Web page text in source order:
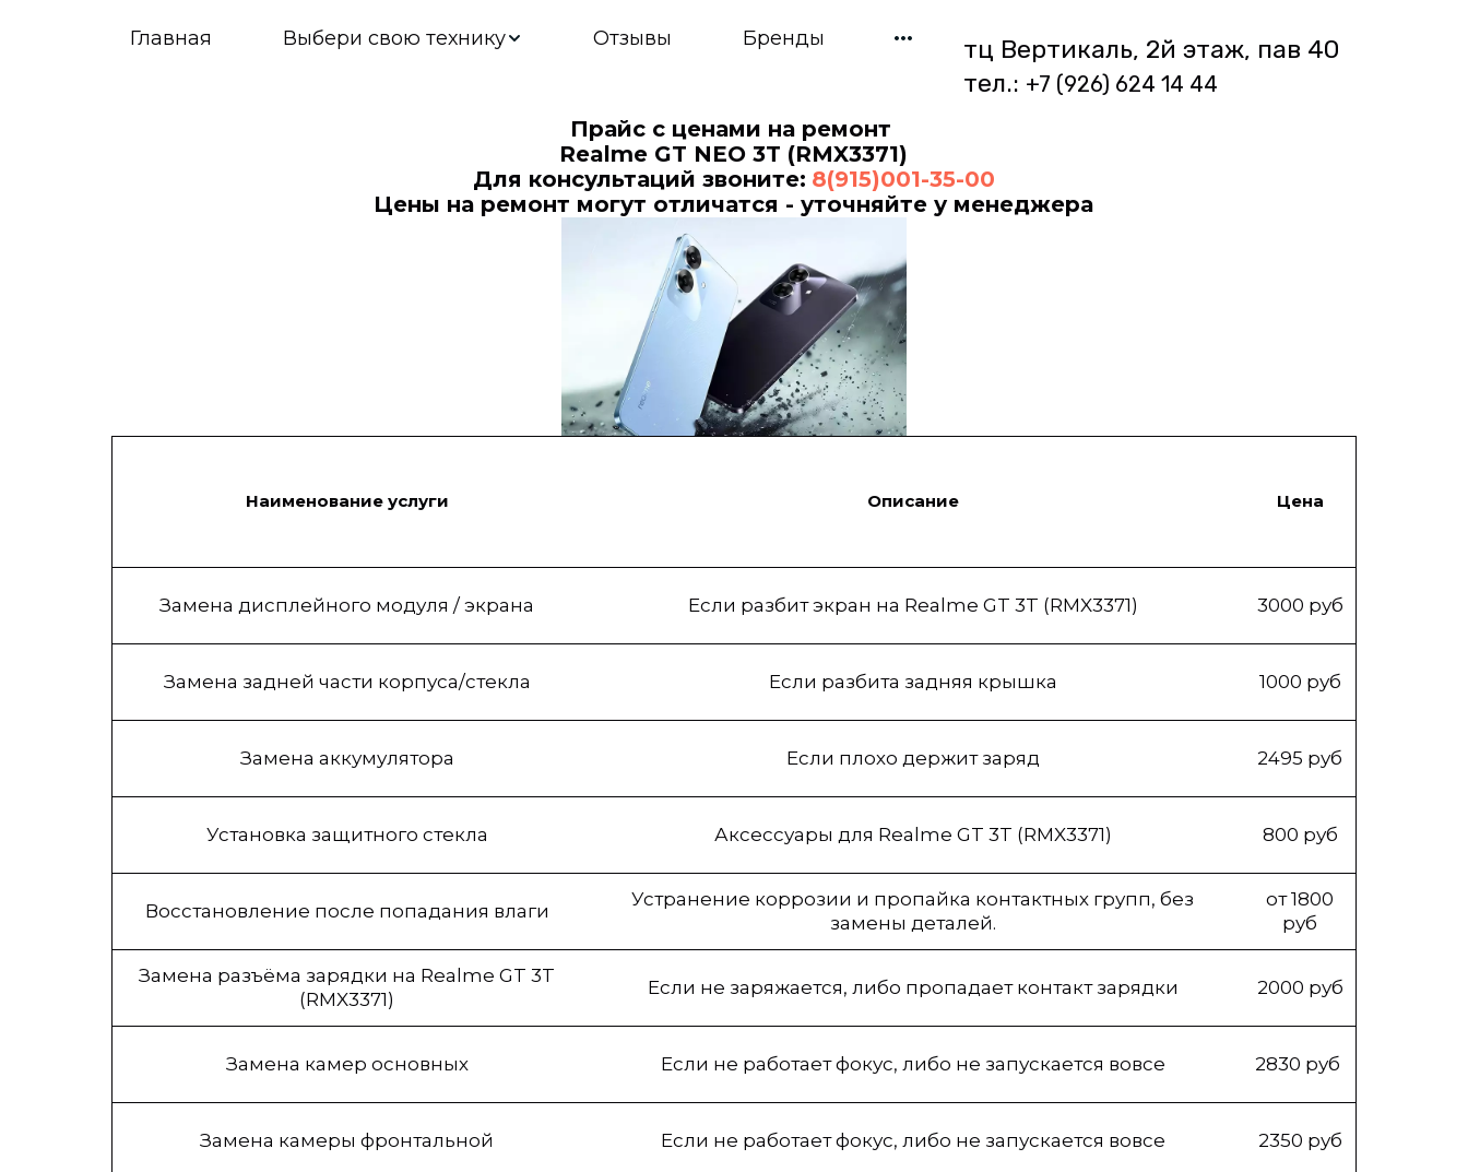
Главная Выбери свою технику Отзывы Бренды
тц Вертикаль, 2й этаж, пав 40
тел.: +7 (926) 624 14 44
Прайс с ценами на ремонт
Realme GT NEO 3T (RMX3371)
Для консультаций звоните: 8(915)001-35-00
Цены на ремонт могут отличатся - уточняйте у менеджера
Наименование услуги Описание Цена
Замена дисплейного модуля / экрана Если разбит экран на Realme GT 3T (RMX3371) 3000 руб
Замена задней части корпуса/стекла Если разбита задняя крышка 1000 руб
Замена аккумулятора Если плохо держит заряд 2495 руб
Установка защитного стекла Аксессуары для Realme GT 3T (RMX3371) 800 руб
Восстановление после попадания влаги
Устранение коррозии и пропайка контактных групп, без
замены деталей.
от 1800
руб
Замена разъёма зарядки на Realme GT 3T
(RMX3371)
Если не заряжается, либо пропадает контакт зарядки 2000 руб
Замена камер основных Если не работает фокус, либо не запускается вовсе 2830 руб
Замена камеры фронтальной Если не работает фокус, либо не запускается вовсе 2350 руб